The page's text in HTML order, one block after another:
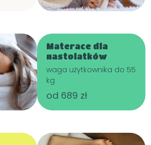
Materace dla
nastolatków
waga użytkownika do 55
kg
od 689 zł